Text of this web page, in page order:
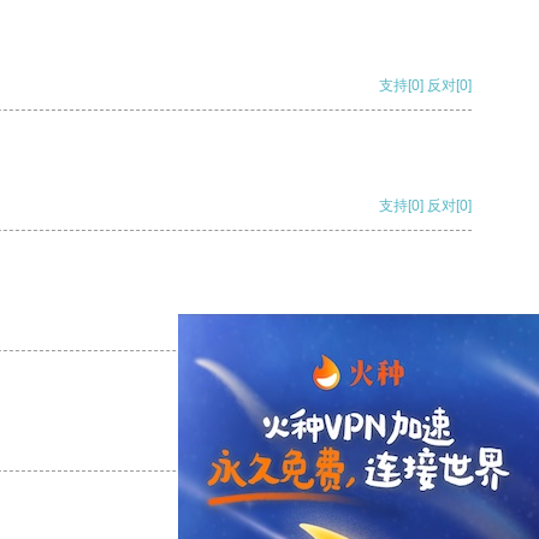
支持[0] 反对[0]
支持[0] 反对[0]
支持 [0] 反对 [0]